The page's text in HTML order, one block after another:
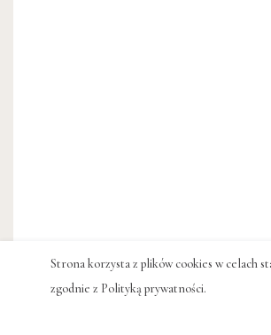
Strona korzysta z plików cookies w celach
zgodnie z Polityką prywatności.